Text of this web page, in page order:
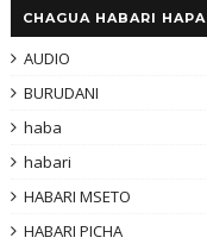
CHAGUA HABARI HAPA
AUDIO
BURUDANI
haba
habari
HABARI MSETO
HABARI PICHA